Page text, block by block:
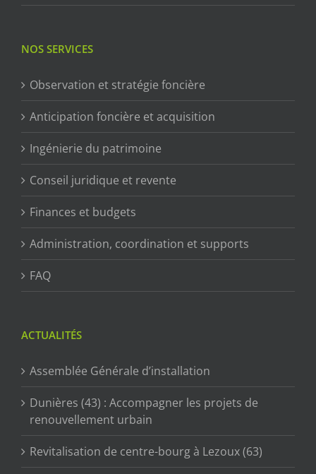
NOS SERVICES
Observation et stratégie foncière
Anticipation foncière et acquisition
Ingénierie du patrimoine
Conseil juridique et revente
Finances et budgets
Administration, coordination et supports
FAQ
ACTUALITÉS
Assemblée Générale d’installation
Dunières (43) : Accompagner les projets de
renouvellement urbain
Revitalisation de centre-bourg à Lezoux (63)